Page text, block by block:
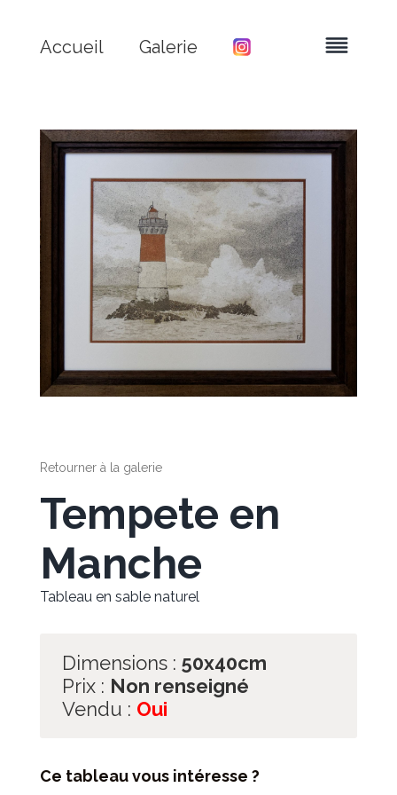
Accueil Galerie
Retourner à la galerie
Tempete en
Manche
Tableau en sable naturel
Dimensions : 50x40cm
Prix : Non renseigné
Vendu : Oui
Ce tableau vous intéresse ?